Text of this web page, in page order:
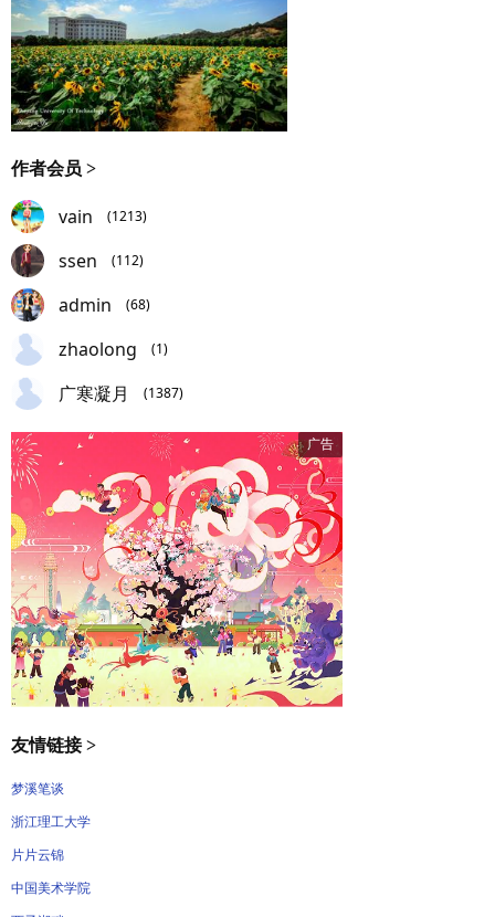
作者会员 >
vain (1213)
ssen (112)
admin (68)
zhaolong (1)
广寒凝月 (1387)
友情链接 >
梦溪笔谈
浙江理工大学
片片云锦
中国美术学院